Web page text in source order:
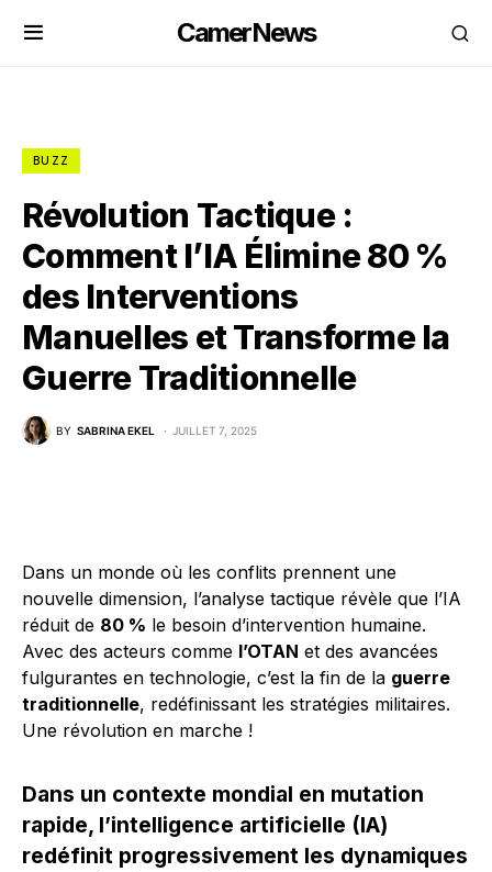
CamerNews
BUZZ
Révolution Tactique :
Comment l’IA Élimine 80 %
des Interventions
Manuelles et Transforme la
Guerre Traditionnelle
BY SABRINA EKEL JUILLET 7, 2025
Dans un monde où les conflits prennent une
nouvelle dimension, l’analyse tactique révèle que l’IA
réduit de 80 % le besoin d’intervention humaine.
Avec des acteurs comme l’OTAN et des avancées
fulgurantes en technologie, c’est la fin de la guerre
traditionnelle, redéfinissant les stratégies militaires.
Une révolution en marche !
Dans un contexte mondial en mutation
rapide, l’intelligence artificielle (IA)
redéfinit progressivement les dynamiques